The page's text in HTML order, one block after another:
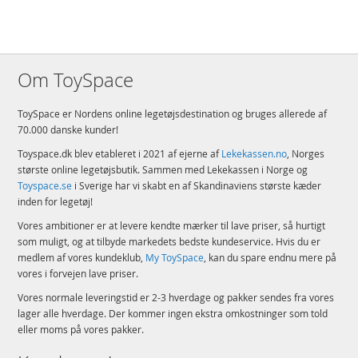
Om ToySpace
ToySpace er Nordens online legetøjsdestination og bruges allerede af
70.000 danske kunder!
Toyspace.dk blev etableret i 2021 af ejerne afLekekassen.no, Norges
største online legetøjsbutik. Sammen med Lekekassen i Norge og
Toyspace.se i Sverige har vi skabt en af Skandinaviens største kæder
inden for legetøj!
Vores ambitioner er at levere kendte mærker til lave priser, så hurtigt
som muligt, og at tilbyde markedets bedste kundeservice. Hvis du er
medlem af vores kundeklub, My ToySpace, kan du spare endnu mere på
vores i forvejen lave priser.
Vores normale leveringstid er 2-3 hverdage og pakker sendes fra vores
lager alle hverdage. Der kommer ingen ekstra omkostninger som told
eller moms på vores pakker.